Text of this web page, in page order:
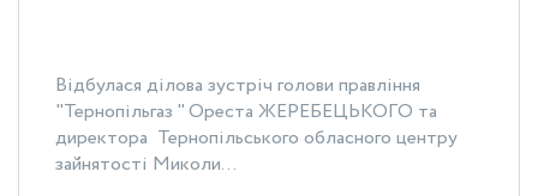
Відбулася ділова зустріч голови правління
"Тернопільгаз " Ореста ЖЕРЕБЕЦЬКОГО та
директора Тернопільського обласного центру
зайнятості Миколи...